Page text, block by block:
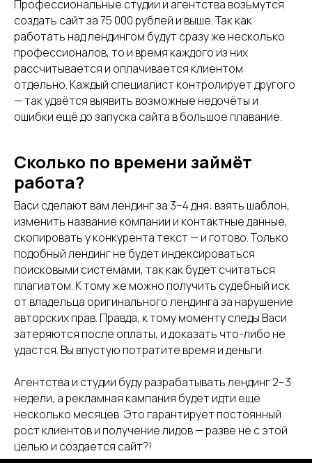
Профессиональные студии и агентства возьмутся
создать сайт за 75 000 рублей и выше. Так как
работать над лендингом будут сразу же несколько
профессионалов, то и время каждого из них
рассчитывается и оплачивается клиентом
отдельно. Каждый специалист контролирует другого
— так удаётся выявить возможные недочёты и
ошибки ещё до запуска сайта в большое плавание.
Сколько по времени займёт
работа?
Васи сделают вам лендинг за 3–4 дня: взять шаблон,
изменить название компании и контактные данные,
скопировать у конкурента текст — и готово. Только
подобный лендинг не будет индексироваться
поисковыми системами, так как будет считаться
плагиатом. К тому же можно получить судебный иск
от владельца оригинального лендинга за нарушение
авторских прав. Правда, к тому моменту следы Васи
затеряются после оплаты, и доказать что-либо не
удастся. Вы впустую потратите время и деньги.
Агентства и студии буду разрабатывать лендинг 2–3
недели, а рекламная кампания будет идти ещё
несколько месяцев. Это гарантирует постоянный
рост клиентов и получение лидов — разве не с этой
целью и создается сайт?!